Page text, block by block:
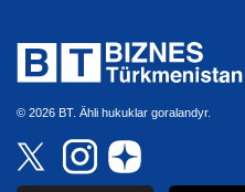
© 2026 BT. Ähli hukuklar goralandyr.